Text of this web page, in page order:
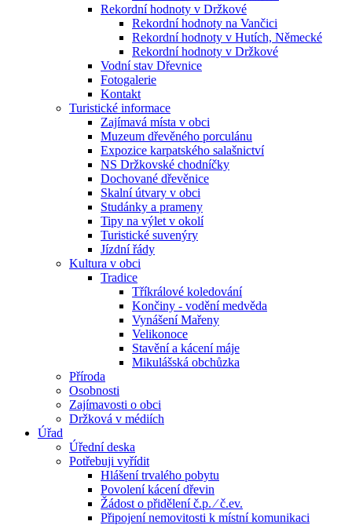
Rekordní hodnoty v Držkové
Rekordní hodnoty na Vančici
Rekordní hodnoty v Hutích, Německé
Rekordní hodnoty v Držkové
Vodní stav Dřevnice
Fotogalerie
Kontakt
Turistické informace
Zajímavá místa v obci
Muzeum dřevěného porculánu
Expozice karpatského salašnictví
NS Držkovské chodníčky
Dochované dřevěnice
Skalní útvary v obci
Studánky a prameny
Tipy na výlet v okolí
Turistické suvenýry
Jízdní řády
Kultura v obci
Tradice
Tříkrálové koledování
Končiny - vodění medvěda
Vynášení Mařeny
Velikonoce
Stavění a kácení máje
Mikulášská obchůzka
Příroda
Osobnosti
Zajímavosti o obci
Držková v médiích
Úřad
Úřední deska
Potřebuji vyřídit
Hlášení trvalého pobytu
Povolení kácení dřevin
Žádost o přidělení č.p. ⁄ č.ev.
Připojení nemovitosti k místní komunikaci